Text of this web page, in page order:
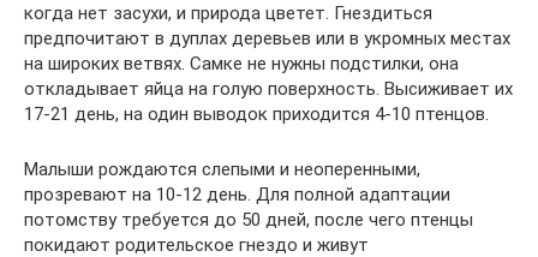
когда нет засухи, и природа цветет. Гнездиться
предпочитают в дуплах деревьев или в укромных местах
на широких ветвях. Самке не нужны подстилки, она
откладывает яйца на голую поверхность. Высиживает их
17-21 день, на один выводок приходится 4-10 птенцов.
Малыши рождаются слепыми и неоперенными,
прозревают на 10-12 день. Для полной адаптации
потомству требуется до 50 дней, после чего птенцы
покидают родительское гнездо и живут